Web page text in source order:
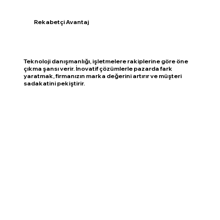
Rekabetçi Avantaj
Teknoloji danışmanlığı, işletmelere rakiplerine göre öne
çıkma şansı verir. İnovatif çözümlerle pazarda fark
yaratmak, firmanızın marka değerini artırır ve müşteri
sadakatini pekiştirir.